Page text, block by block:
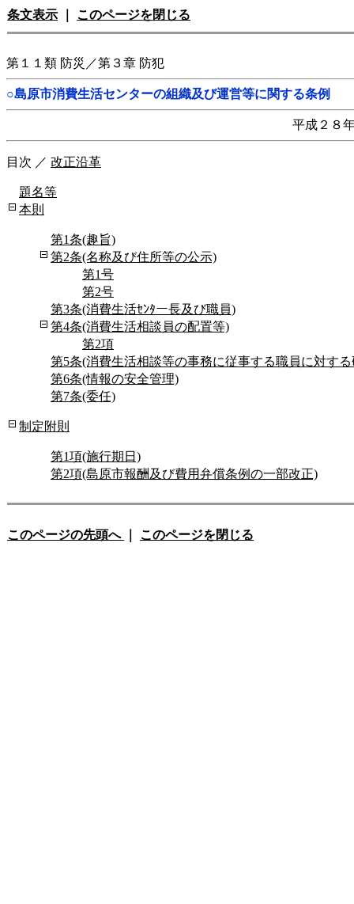
条文表示 このページを閉じる
第１１類 防災／第３章 防犯
○島原市消費生活センターの組織及び運営等に関する条例
平成２８
目次 ／ 改正沿革
題名等
本則
第1条(趣旨)
第2条(名称及び住所等の公示)
第1号
第2号
第3条(消費生活ｾﾝﾀー長及び職員)
第4条(消費生活相談員の配置等)
第2項
第5条(消費生活相談等の事務に従事する職員に対す
第6条(情報の安全管理)
第7条(委任)
制定附則
第1項(施行期日)
第2項(島原市報酬及び費用弁償条例の一部改正)
このページの先頭へ このページを閉じる